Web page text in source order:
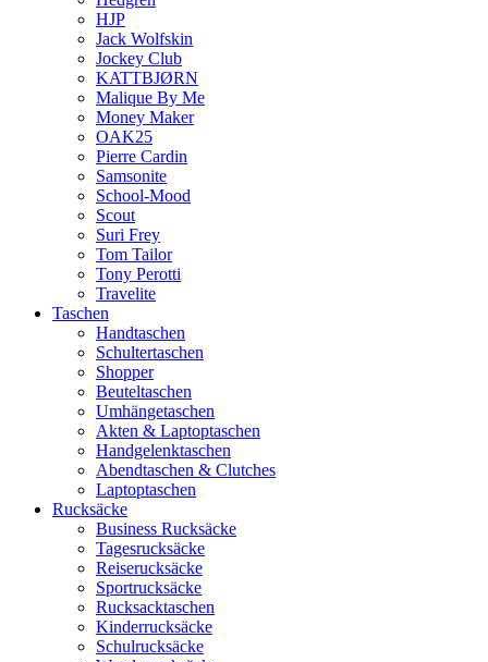
HJP
Jack Wolfskin
Jockey Club
KATTBJØRN
Malique By Me
Money Maker
OAK25
Pierre Cardin
Samsonite
School-Mood
Scout
Suri Frey
Tom Tailor
Tony Perotti
Travelite
Taschen
Handtaschen
Schultertaschen
Shopper
Beuteltaschen
Umhängetaschen
Akten & Laptoptaschen
Handgelenktaschen
Abendtaschen & Clutches
Laptoptaschen
Rucksäcke
Business Rucksäcke
Tagesrucksäcke
Reiserucksäcke
Sportrucksäcke
Rucksacktaschen
Kinderrucksäcke
Schulrucksäcke